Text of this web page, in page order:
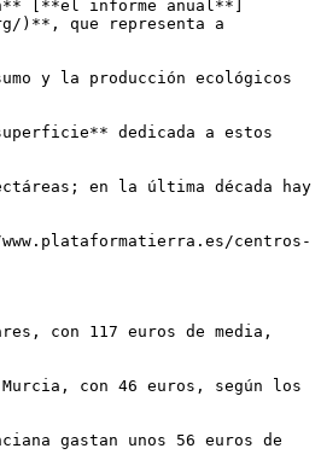
[**el informe anual**]
)**, que representa a
y la producción ecológicos
dedicada a estos
en la última década hay
centros-
con 117 euros de media,
con 46 euros, según los
gastan unos 56 euros de